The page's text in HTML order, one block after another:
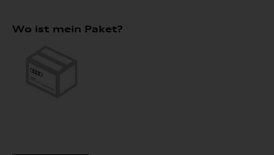
Wo ist mein Paket?